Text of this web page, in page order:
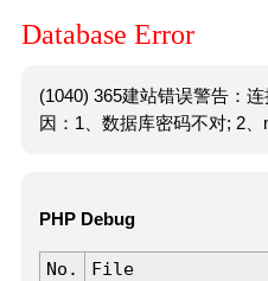
Database Error
(1040) 365建站错误警告：
因：1、数据库密码不对; 2、
PHP Debug
No. File